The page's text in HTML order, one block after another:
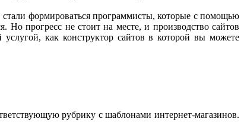
формироваться программисты, которые с помощью
прогресс не стоит на месте, и производство сайтов
как конструктор сайтов в которой вы можете
рубрику с шаблонами интернет-магазинов.